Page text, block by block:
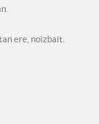
ere, noizbait.